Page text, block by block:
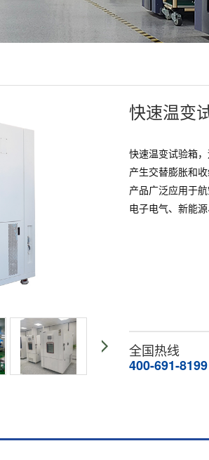
快速温变
快速温变试验箱
产生交替膨胀和
产品广泛应用于
电子电气、新能
全国热线
400-691-8199